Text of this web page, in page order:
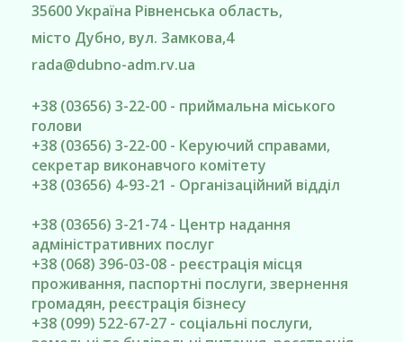
35600Україна Рівненська область,
місто Дубно, вул. Замкова,4
rada@dubno-adm.rv.ua
+38 (03656) 3-22-00 - приймальна міського
голови
+38 (03656) 3-22-00 - Керуючий справами,
секретар виконавчого комітету
+38 (03656) 4-93-21 - Організаційний відділ
+38 (03656) 3-21-74 - Центр надання
адміністративних послуг
+38 (068) 396-03-08 - реєстрація місця
проживання, паспортні послуги, звернення
громадян, реєстрація бізнесу
+38 (099) 522-67-27 - соціальні послуги,